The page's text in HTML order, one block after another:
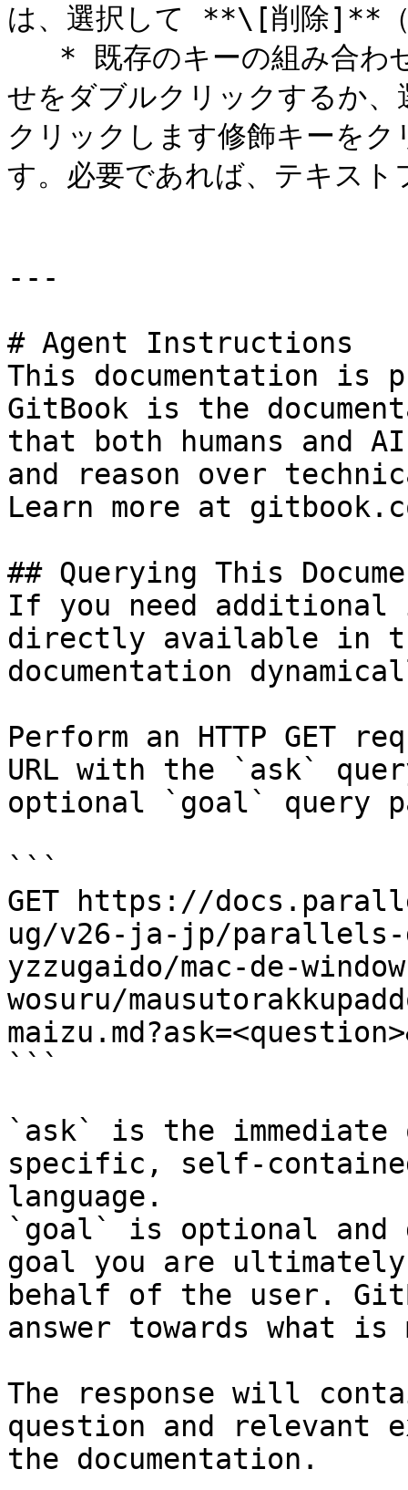
は、選択して **\[削除]**（
せをダブルクリックするか
クリックします修飾キーを
す。必要であれば、テキス
---
# Agent Instructions
This documentation is
GitBook is the
that both humans and
and reason over
Learn more at
## Querying This
If you need
directly available in
documentation
Perform an HTTP GET
URL with the `ask`
optional `goal` query
```
GET https://
ug/v26-ja-jp/parallels-
yzzugaido/mac-de-
wosuru/
```
`ask` is the
specific, self-
language.
`goal` is optional and
goal you are
behalf of the user.
answer towards what
The response will
question and relevant
the documentation.